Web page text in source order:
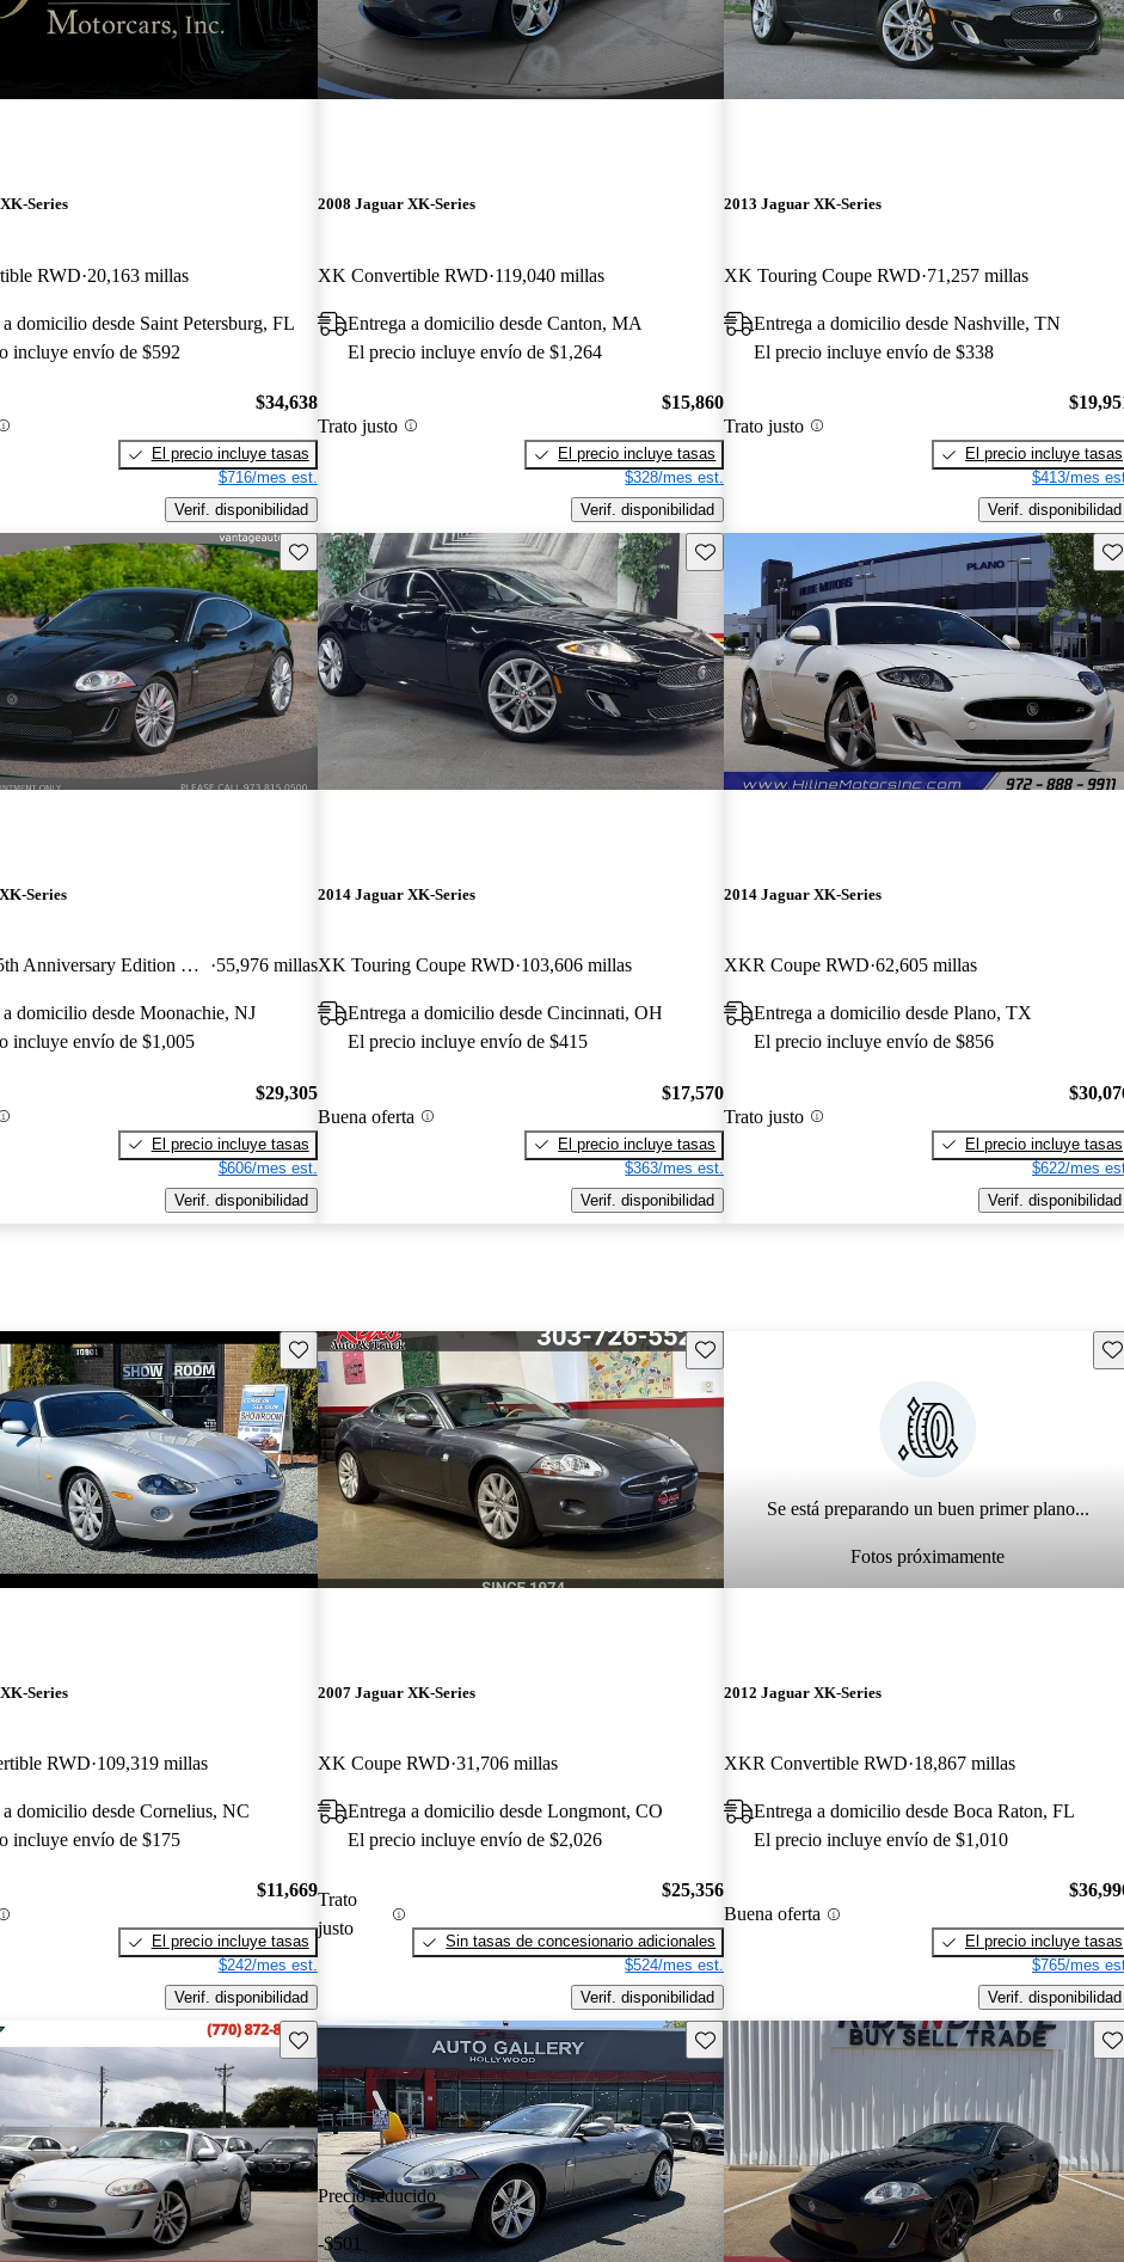
Series
RWD 20,163 millas
domicilio desde Saint Petersburg, FL
incluye envío de $592
$34,638
El precio incluye tasas
$716/mes est.
Verif. disponibilidad
2008 Jaguar XK-Series
XK Convertible RWD 119,040 millas
Entrega a domicilio desde Canton, MA
El precio incluye envío de $1,264
Trato justo
$15,860
El precio incluye tasas
$328/mes est.
Verif. disponibilidad
2013 Jaguar XK-Series
XK Touring Coupe RWD 71,257 millas
Entrega a domicilio desde Nashville, TN
El precio incluye envío de $338
Trato justo
El precio incluye tasas
$413/mes
Verif. disponibilidad
Guarda este Aviso
Series
XKR175 75th Anniversary Edition Coupe RWD 55,976 millas
a domicilio desde Moonachie, NJ
incluye envío de $1,005
$29,305
El precio incluye tasas
$606/mes est.
Verif. disponibilidad
Guarda este Aviso
2014 Jaguar XK-Series
XK Touring Coupe RWD 103,606 millas
Entrega a domicilio desde Cincinnati, OH
El precio incluye envío de $415
Buena oferta
$17,570
El precio incluye tasas
$363/mes est.
Verif. disponibilidad
2014 Jaguar XK-Series
XKR Coupe RWD 62,605 millas
Entrega a domicilio desde Plano, TX
El precio incluye envío de $856
Trato justo
El precio incluye tasas
$622/mes
Verif. disponibilidad
Guarda este Aviso
Series
RWD 109,319 millas
a domicilio desde Cornelius, NC
incluye envío de $175
$11,669
El precio incluye tasas
$242/mes est.
Verif. disponibilidad
Guarda este Aviso
2007 Jaguar XK-Series
XK Coupe RWD 31,706 millas
Entrega a domicilio desde Longmont, CO
El precio incluye envío de $2,026
Trato
justo
$25,356
Sin tasas de concesionario adicionales
$524/mes est.
Verif. disponibilidad
Se está preparando un buen primer plano...
Fotos próximamente
2012 Jaguar XK-Series
XKR Convertible RWD 18,867 millas
Entrega a domicilio desde Boca Raton, FL
El precio incluye envío de $1,010
Buena oferta
El precio incluye tasas
$765/mes
Verif. disponibilidad
Guarda este Aviso
Precio reducido
-$501
Guarda este Aviso